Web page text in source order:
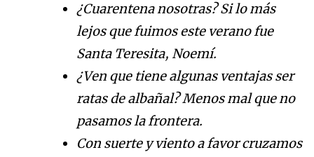
¿Cuarentena nosotras? Si lo más
lejos que fuimos este verano fue
Santa Teresita, Noemí.
¿Ven que tiene algunas ventajas ser
ratas de albañal? Menos mal que no
pasamos la frontera.
Con suerte y viento a favor cruzamos